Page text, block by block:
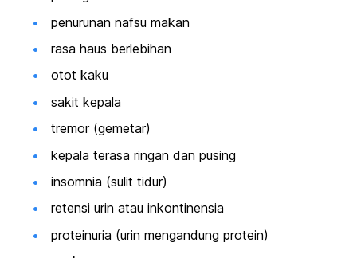
penurunan nafsu makan
rasa haus berlebihan
otot kaku
sakit kepala
tremor (gemetar)
kepala terasa ringan dan pusing
insomnia (sulit tidur)
retensi urin atau inkontinensia
proteinuria (urin mengandung protein)